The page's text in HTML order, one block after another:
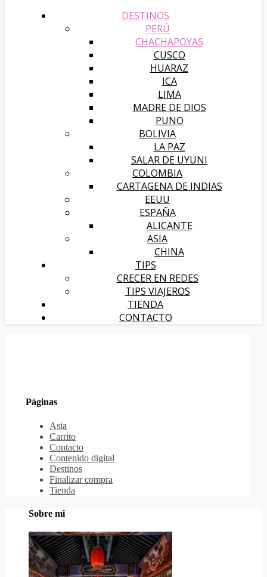
DESTINOS
PERÚ
CHACHAPOYAS
CUSCO
HUARAZ
ICA
LIMA
MADRE DE DIOS
PUNO
BOLIVIA
LA PAZ
SALAR DE UYUNI
COLOMBIA
CARTAGENA DE INDIAS
EEUU
ESPAÑA
ALICANTE
ASIA
CHINA
TIPS
CRECER EN REDES
TIPS VIAJEROS
TIENDA
CONTACTO
Páginas
Asia
Carrito
Contacto
Contenido digital
Destinos
Finalizar compra
Tienda
Sobre mi